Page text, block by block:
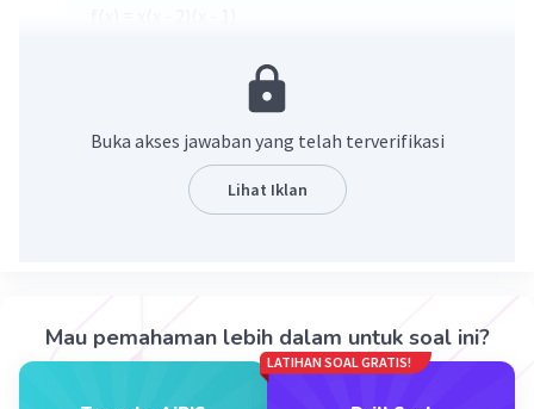
f(a) = 3a² - 6x + 2 = -1
3a² - 6a + 2 + 1 = 0
3a² - 6a + 3 = 0
------------------------ × ⅓
Maka, nilai dari x = a pada turunan kedua fungsi
Buka akses jawaban yang telah terverifikasi
Lihat Iklan
Mau pemahaman lebih dalam untuk soal ini?
LATIHAN SOAL GRATIS!